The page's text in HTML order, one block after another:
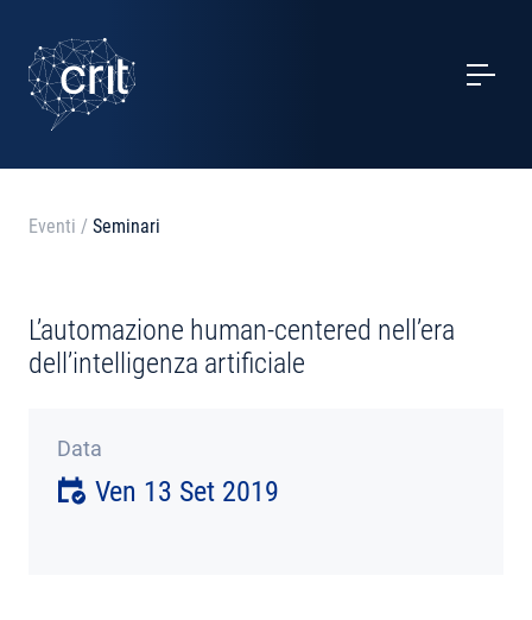
SERVIZI
CASI STUDIO
NOTIZIE
CONTATTI
Eventi / Seminari
L’automazione human-centered nell’era
dell’intelligenza artificiale
Data
Ven 13 Set 2019